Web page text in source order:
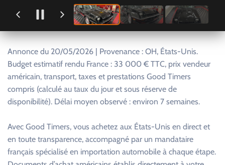
Annonce du 20/05/2026 | Provenance : OH, États-Unis.
Budget estimatif rendu France : 33 000 € TTC, prix vendeur
américain, transport, taxes et prestations Good Timers
compris (calculé au taux du jour et sous réserve de
disponibilité). Délai moyen observé : environ 7 semaines.
Avec Good Timers, vous achetez aux États-Unis en direct et
en toute transparence, accompagné par un mandataire
français spécialisé en importation automobile à chaque étape.